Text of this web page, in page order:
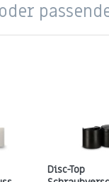
Disc-Top